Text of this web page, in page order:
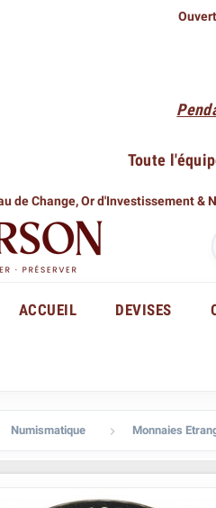
Toute
de Change, Or d'Investissement &
ACCUEIL DEVISES
Numismatique  Monnaies